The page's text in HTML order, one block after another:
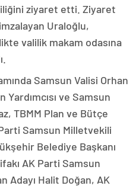
ziyaret etti. Ziyaret
Uraloğlu,
valilik makam odasına
Samsun Valisi Orhan
Yardımcısı ve Samsun
TBMM Plan ve Bütçe
Samsun Milletvekili
Belediye Başkanı
AK Parti Samsun
Adayı Halit Doğan, AK